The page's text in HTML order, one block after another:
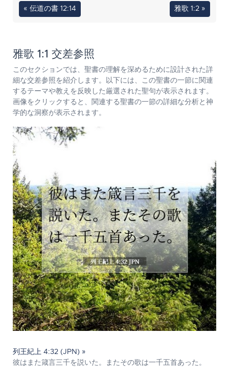
« 伝道の書 12:14 雅歌 1:2 »
雅歌 1:1 交差参照
このセクションでは、聖書の理解を深めるために設計された詳
細な交差参照を紹介します。以下には、この聖書の一節に関連
するテーマや教えを反映した厳選された聖句が表示されます。
画像をクリックすると、関連する聖書の一節の詳細な分析と神
学的な洞察が表示されます。
列王紀上 4:32 (JPN) »
彼はまた箴言三千を説いた。またその歌は一千五首あった。